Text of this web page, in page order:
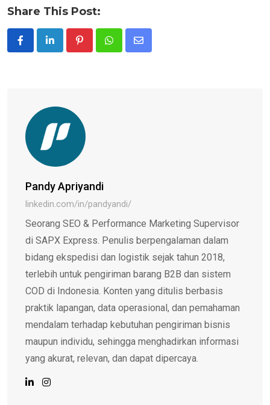
Share This Post:
PinterestWhatsappShare
Pandy Apriyandi
linkedin.com/in/pandyandi/
Seorang SEO & Performance Marketing Supervisor
di SAPX Express. Penulis berpengalaman dalam
bidang ekspedisi dan logistik sejak tahun 2018,
terlebih untuk pengiriman barang B2B dan sistem
COD di Indonesia. Konten yang ditulis berbasis
praktik lapangan, data operasional, dan pemahaman
mendalam terhadap kebutuhan pengiriman bisnis
maupun individu, sehingga menghadirkan informasi
yang akurat, relevan, dan dapat dipercaya.